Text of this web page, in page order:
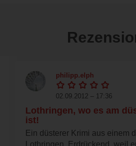
philipp.elph
02.09.2012 – 17:36
Lothringen, wo es am
ist!
Ein düsterer Krimi aus einem
Lothringen. Erdrückend, weil